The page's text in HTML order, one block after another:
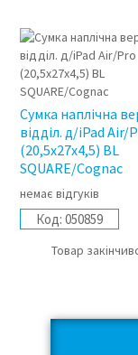
Сумка наплічна
відділ. д/iPad Air/
(20,5x27x4,5) BL
SQUARE/Cognac
немає відгуків
Код: 050859
Товар